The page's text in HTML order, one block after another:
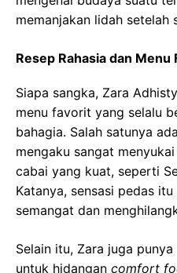
memanjakan lidah setelah
Resep Rahasia dan Menu
Siapa sangka, Zara
menu favorit yang selalu
bahagia. Salah satunya
mengaku sangat
cabai yang kuat, seperti
Katanya, sensasi pedas
semangat dan
Selain itu, Zara juga
untuk hidangan comfort